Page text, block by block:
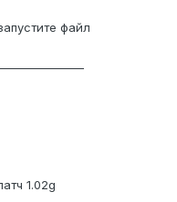
файл
1.02g